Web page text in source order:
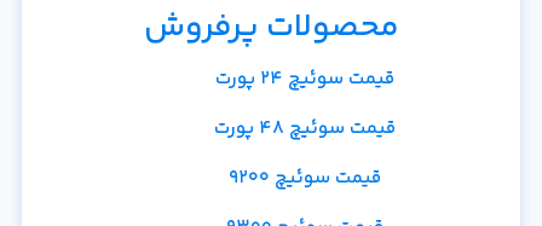
محصولات پرفروش
قیمت سوئیچ 24 پورت
قیمت سوئیچ 48 پورت
قیمت سوئیچ 9200